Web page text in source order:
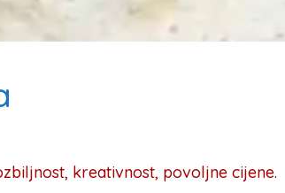
kreativnost, povoljne cijene.